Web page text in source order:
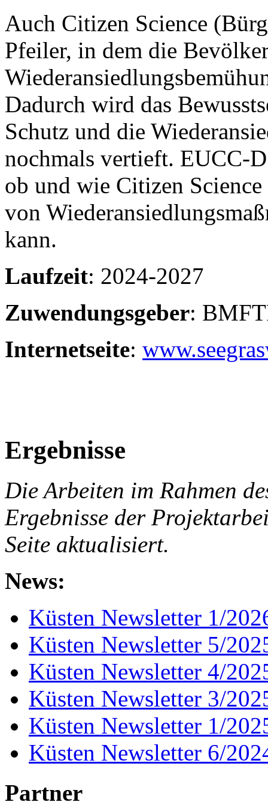
Auch Citizen Science
Pfeiler, in dem die
Dadurch wird das
Schutz und die
nochmals vertieft. EUCC-
ob und wie Citizen
von
kann.
Laufzeit: 2024-2027
Zuwendungsgeber:
Internetseite:
Ergebnisse
Die Arbeiten im Rahmen
Ergebnisse der
Seite aktualisiert.
News:
Küsten Newsletter 1/
Küsten Newsletter 5/
Küsten Newsletter 4/
Küsten Newsletter 3/
Küsten Newsletter 1/
Küsten Newsletter 6/
Partner